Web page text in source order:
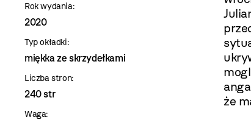
Rok wydania:
2020
Typ okładki:
miękka ze skrzydełkami
Liczba stron:
240 str
Waga:
że